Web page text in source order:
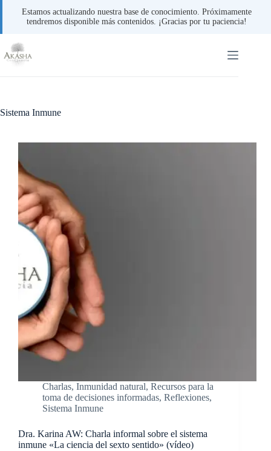
Estamos actualizando nuestra base de conocimiento. Próximamente
tendremos disponible más contenidos. ¡Gracias por tu paciencia!
contenido
Sistema Inmune
Charlas, Inmunidad natural, Recursos para la
toma de decisiones informadas, Reflexiones,
Sistema Inmune
Dra. Karina AW: Charla informal sobre el sistema
inmune «La ciencia del sexto sentido» (vídeo)